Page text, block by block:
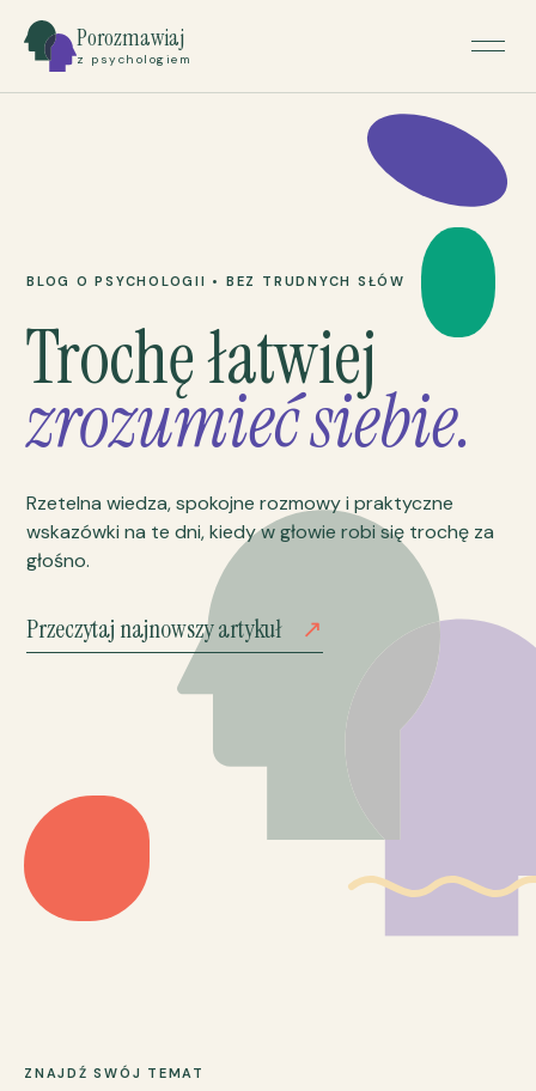
Porozmawiaj
z psychologiem
BLOG O PSYCHOLOGII • BEZ TRUDNYCH SŁÓW
Trochę łatwiej
zrozumieć siebie.
Rzetelna wiedza, spokojne rozmowy i praktyczne
wskazówki na te dni, kiedy w głowie robi się trochę za
głośno.
Przeczytaj najnowszy artykuł ↗
ZNAJDŹ SWÓJ TEMAT